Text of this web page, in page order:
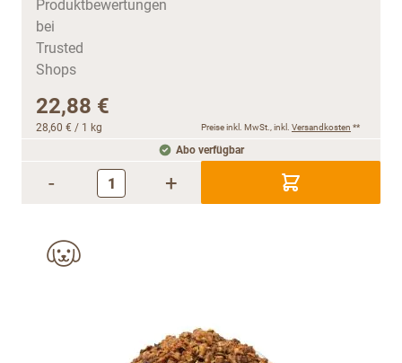
22,88 €
28,60 € / 1 kg Preise inkl. MwSt., inkl. Versandkosten **
Abo verfügbar
- +